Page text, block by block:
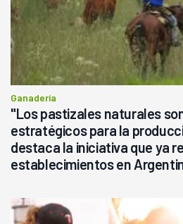
Ganadería
"Los pastizales naturales
estratégicos para la
destaca la iniciativa que ya
establecimientos en